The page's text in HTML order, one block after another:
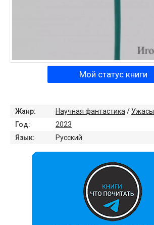
Мой статус книги
Жанр: Научная фантастика / Ужасы
Год:
2023
Язык:
Русский